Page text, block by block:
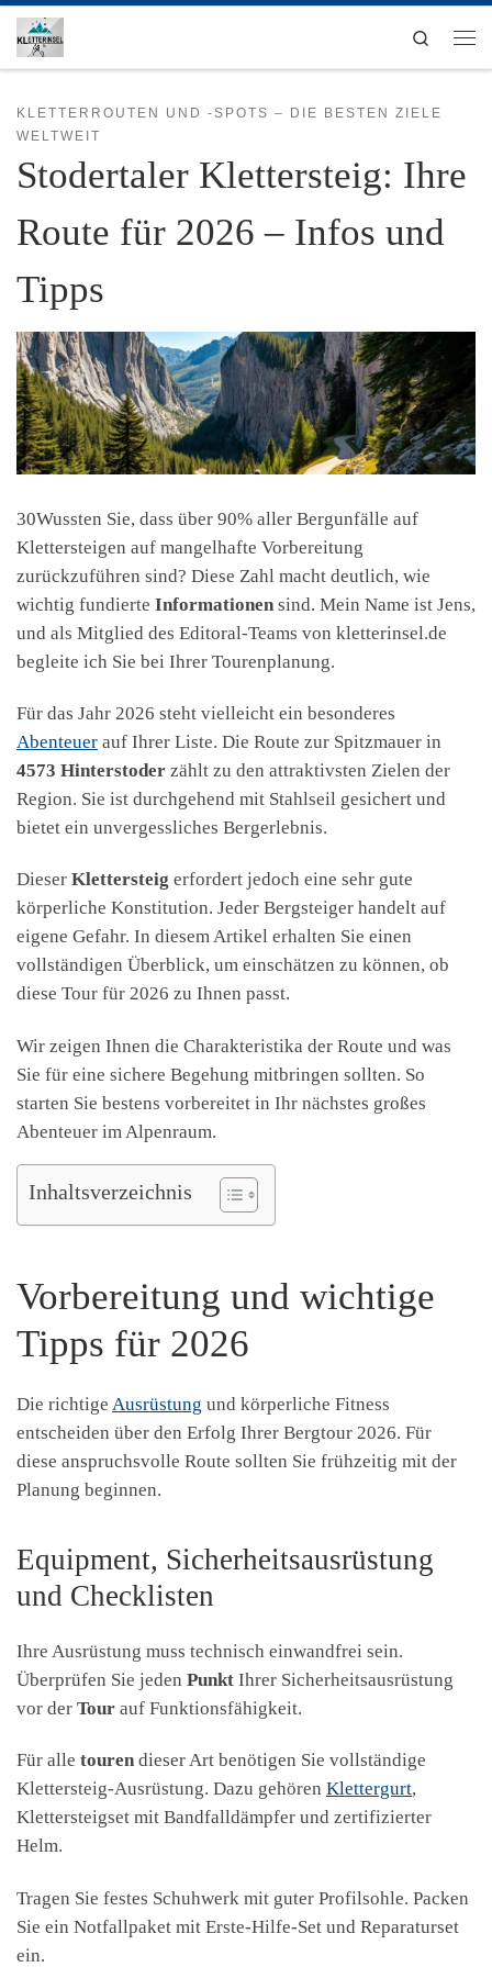
Zum Inhalt springen
Search
KLETTERROUTEN UND -SPOTS – DIE BESTEN ZIELE
WELTWEIT
Stodertaler Klettersteig: Ihre
Route für 2026 – Infos und
Tipps
30Wussten Sie, dass über 90% aller Bergunfälle auf
Klettersteigen auf mangelhafte Vorbereitung
zurückzuführen sind? Diese Zahl macht deutlich, wie
wichtig fundierte Informationen sind. Mein Name ist Jens,
und als Mitglied des Editoral-Teams von kletterinsel.de
begleite ich Sie bei Ihrer Tourenplanung.
Für das Jahr 2026 steht vielleicht ein besonderes
Abenteuer auf Ihrer Liste. Die Route zur Spitzmauer in
4573 Hinterstoder zählt zu den attraktivsten Zielen der
Region. Sie ist durchgehend mit Stahlseil gesichert und
bietet ein unvergessliches Bergerlebnis.
Dieser Klettersteig erfordert jedoch eine sehr gute
körperliche Konstitution. Jeder Bergsteiger handelt auf
eigene Gefahr. In diesem Artikel erhalten Sie einen
vollständigen Überblick, um einschätzen zu können, ob
diese Tour für 2026 zu Ihnen passt.
Wir zeigen Ihnen die Charakteristika der Route und was
Sie für eine sichere Begehung mitbringen sollten. So
starten Sie bestens vorbereitet in Ihr nächstes großes
Abenteuer im Alpenraum.
Inhaltsverzeichnis
Vorbereitung und wichtige
Tipps für 2026
Die richtige Ausrüstung und körperliche Fitness
entscheiden über den Erfolg Ihrer Bergtour 2026. Für
diese anspruchsvolle Route sollten Sie frühzeitig mit der
Planung beginnen.
Equipment, Sicherheitsausrüstung
und Checklisten
Ihre Ausrüstung muss technisch einwandfrei sein.
Überprüfen Sie jeden Punkt Ihrer Sicherheitsausrüstung
vor der Tour auf Funktionsfähigkeit.
Für alle touren dieser Art benötigen Sie vollständige
Klettersteig-Ausrüstung. Dazu gehören Klettergurt,
Klettersteigset mit Bandfalldämpfer und zertifizierter
Helm.
Tragen Sie festes Schuhwerk mit guter Profilsohle. Packen
Sie ein Notfallpaket mit Erste-Hilfe-Set und Reparaturset
ein.